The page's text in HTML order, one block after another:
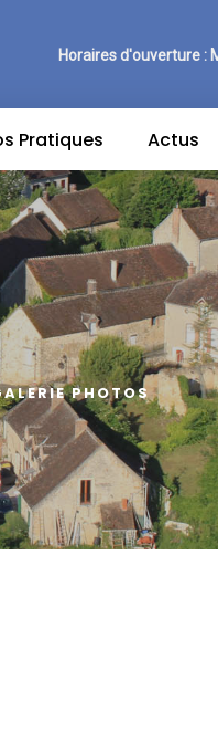
Horaires d'ouverture :
Pratiques Actus
PHOTOS